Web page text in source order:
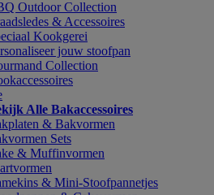
Outdoor Collection
& Accessoires
Kookgerei
jouw stoofpan
Collection
Alle Bakaccessoires
& Bakvormen
Sets
& Muffinvormen
& Mini-Stoofpannetjes